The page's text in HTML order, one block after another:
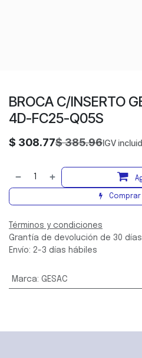
BROCA C/INSERTO
4D-FC25-Q05S
$ 308.77$385.96IGV
Términos y condiciones
Grantía de devolución de 30 días
Envío: 2-3 días hábiles
Marca: GESAC